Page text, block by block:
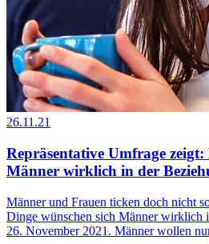
26.11.21
Repräsentative Umfrage zeigt:
Männer wirklich in der
Männer und Frauen ticken doch nicht
Dinge wünschen sich Männer wirklich
26. November 2021. Männer wollen